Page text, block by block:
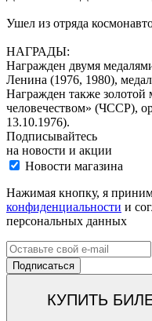
Ушел из отряда
НАГРАДЫ:
Награжден двумя
Ленина (1976, 1980),
Награжден также золотой
человечеством» (ЧССР),
13.10.1976).
Подписывайтесь
на новости и акции
Новости магазина
Нажимая кнопку, я
конфиденциальности и
персональных данных
КУПИТЬ